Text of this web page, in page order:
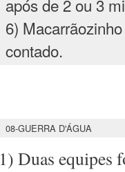
após de 2 ou 3
6)
contado.
08-GUERRA D'ÁGUA
1) Duas equipes